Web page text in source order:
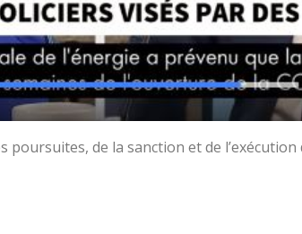
de la sanction et de l’exécution